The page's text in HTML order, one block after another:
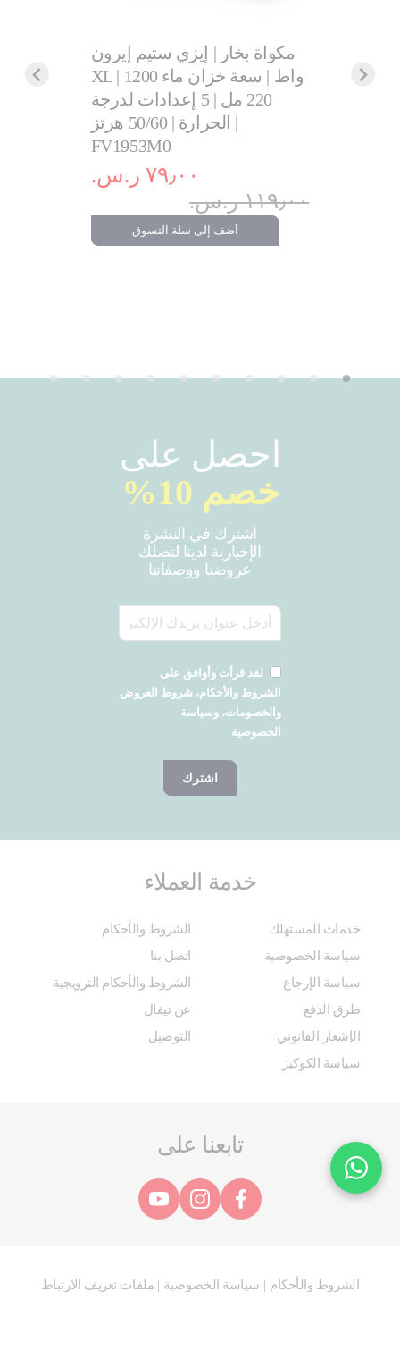
مكواة بخار | إيزي ستيم إيرون
XL | 1200 واط | سعة خزان ماء
220 مل | 5 إعدادات لدرجة
الحرارة | 50/60 هرتز |
FV1953M0
٧٩٫٠٠ ر.س.‏
١١٩٫٠٠ ر.س.‏
أضف إلى سلة التسوق
حرارة،
احصل على
خصم 10%
اشترك في النشرة
الإخبارية لدينا لتصلك
عروضنا ووصفاتنا
لقد قرأت وأوافق على
الشروط والأحكام، شروط العروض
والخصومات، وسياسة
الخصوصية
اشترك
خدمة العملاء
خدمات المستهلك
الشروط والأحكام
سياسة الخصوصية
اتصل بنا
سياسة الإرجاع
الشروط والأحكام الترويجية
طرق الدفع
عن تيفال
الإشعار القانوني
التوصيل
سياسة الكوكيز
تابعنا على
الشروط والأحكام | سياسة الخصوصية | ملفات تعريف الارتباط